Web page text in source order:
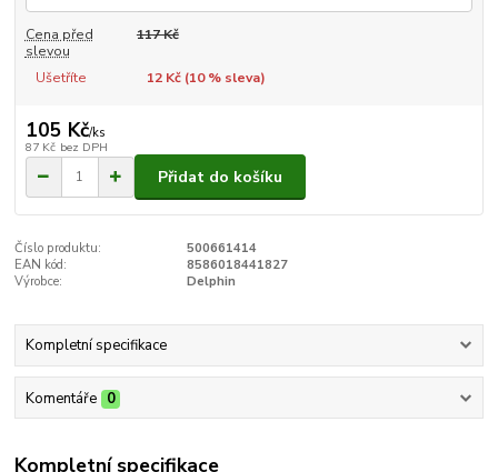
Cena před
slevou
117 Kč
Ušetříte 12 Kč (10% sleva)
105 Kč/ks
87 Kč bez DPH
Přidat do košíku
Číslo produktu:
500661414
EAN kód:
8586018441827
Výrobce:
Delphin
Kompletní specifikace
Komentáře 0
Kompletní specifikace